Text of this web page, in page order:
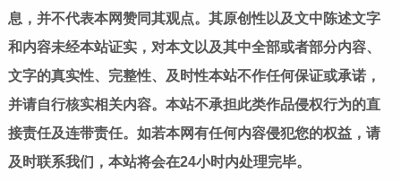
息，并不代表本网赞同其观点。其原创性以及文中陈述文字
和内容未经本站证实，对本文以及其中全部或者部分内容、
文字的真实性、完整性、及时性本站不作任何保证或承诺，
并请自行核实相关内容。本站不承担此类作品侵权行为的直
接责任及连带责任。如若本网有任何内容侵犯您的权益，请
及时联系我们，本站将会在24小时内处理完毕。